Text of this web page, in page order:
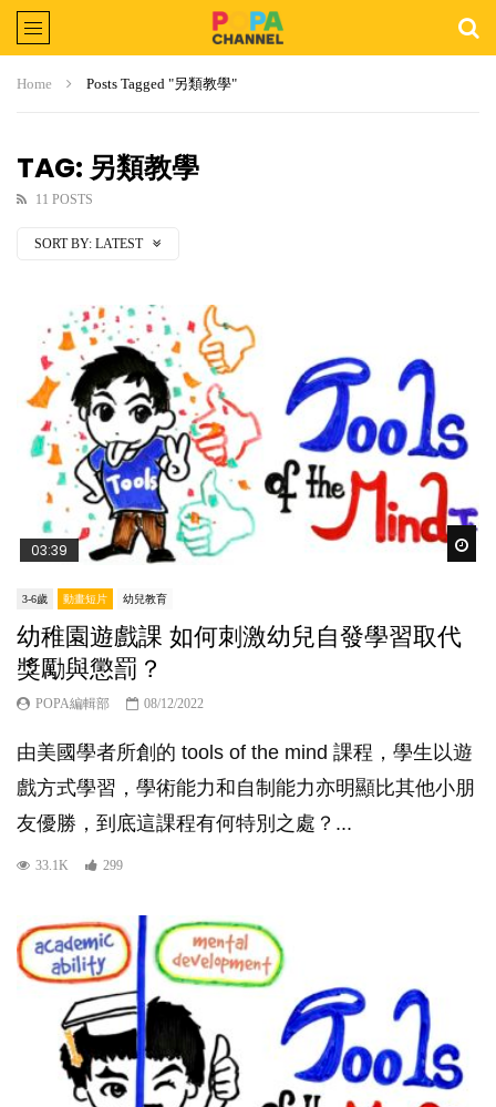
Home Posts Tagged "另類教學"
TAG: 另類教學
11 POSTS
SORT BY: LATEST
03:39
3-6歲 動畫短片 幼兒教育
幼稚園遊戲課 如何刺激幼兒自發學習取代
獎勵與懲罰？
POPA編輯部 08/12/2022
由美國學者所創的 tools of the mind 課程，學生以遊
戲方式學習，學術能力和自制能力亦明顯比其他小朋
友優勝，到底這課程有何特別之處？...
33.1K 299